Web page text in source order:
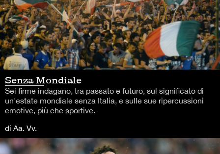
Senza Mondiale
Sei firme indagano, tra passato e futuro, sul significato di
un'estate mondiale senza Italia, e sulle sue ripercussioni
emotive, più che sportive.
di Aa. Vv.